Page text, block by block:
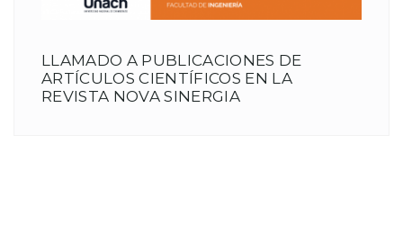
LLAMADO A PUBLICACIONES DE
ARTÍCULOS CIENTÍFICOS EN LA
REVISTA NOVA SINERGIA